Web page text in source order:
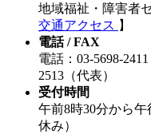
地域福祉・障害者
交通アクセス 】
電話 / FAX
電話：03-5698-
2513（代表）
受付時間
午前8時30分から
休み）